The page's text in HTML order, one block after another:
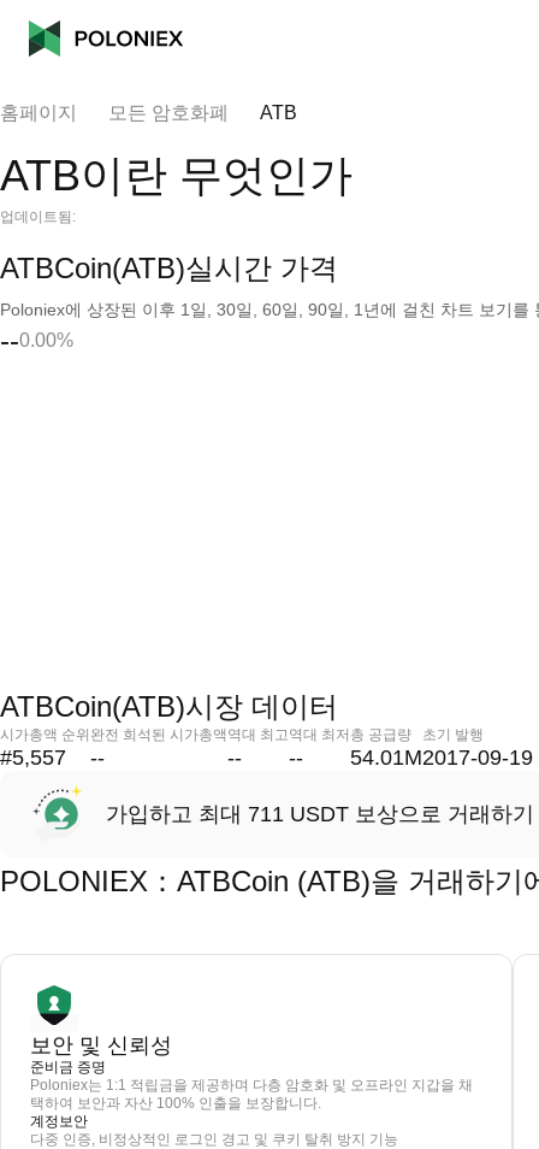
홈페이지 모든 암호화폐 ATB
ATB이란 무엇인가
업데이트됨:
ATBCoin(ATB)실시간 가격
Poloniex에 상장된 이후 1일, 30일, 60일, 90일, 1년에 걸친 차트 보기
--0.00%
ATBCoin(ATB)시장 데이터
시가총액 순위
#5,557
완전 희석된 시가총액
--
역대 최고
--
역대 최저
--
총 공급량
54.01M
초기 발행
2017-09-19
가입하고 최대 711 USDT 보상으로 거래하기
POLONIEX：ATBCoin (ATB)을 거래하기
보안 및 신뢰성
준비금 증명
Poloniex는 1:1 적립금을 제공하며 다층 암호화 및 오프라인 지갑을 채
택하여 보안과 자산 100% 인출을 보장합니다.
계정보안
다중 인증, 비정상적인 로그인 경고 및 쿠키 탈취 방지 기능